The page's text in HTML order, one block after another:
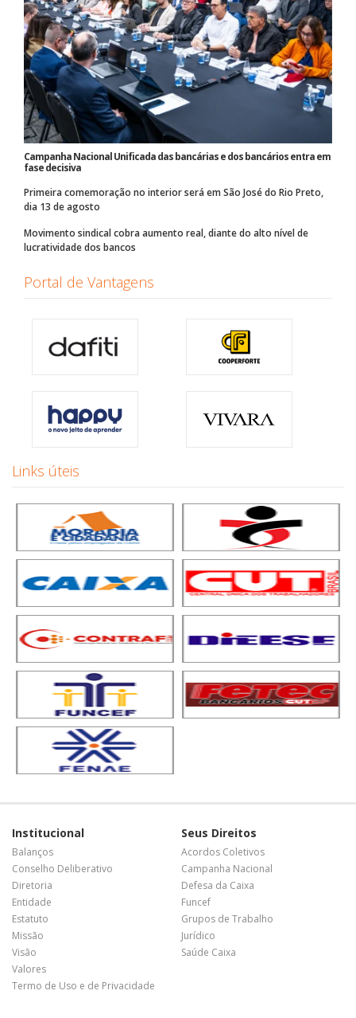
Campanha Nacional Unificada das bancárias e dos bancários entra em
fase decisiva
Primeira comemoração no interior será em São José do Rio Preto,
dia 13 de agosto
Movimento sindical cobra aumento real, diante do alto nível de
lucratividade dos bancos
Portal de Vantagens
Links úteis
Institucional
Balanços
Conselho Deliberativo
Diretoria
Entidade
Estatuto
Missão
Visão
Valores
Termo de Uso e de Privacidade
Seus Direitos
Acordos Coletivos
Campanha Nacional
Defesa da Caixa
Funcef
Grupos de Trabalho
Jurídico
Saúde Caixa